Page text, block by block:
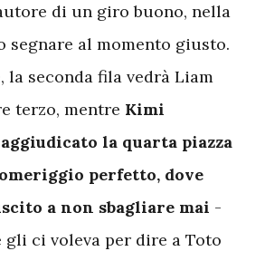
di un giro buono, nella
segnare al momento giusto.
la seconda fila vedrà Liam
terzo, mentre Kimi
la quarta piazza
perfetto, dove
a non sbagliare mai -
gli ci voleva per dire a Toto